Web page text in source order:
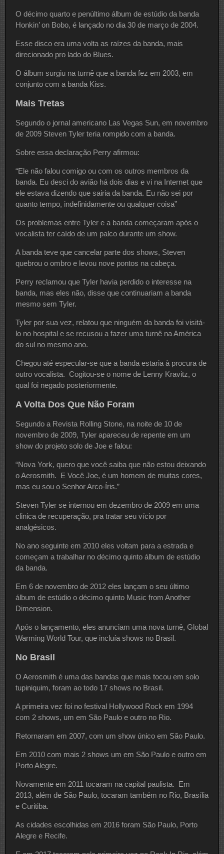
O décimo quarto e penúltimo álbum de estúdio da banda
Honkin’ on Bobo, é lançado no dia 30 de março de 2004.
Esse disco era uma volta as raízes da banda, mais
direcionado pro lado do Blues.
O álbum surgiu na turnê que a banda fez em 2003, em
conjunto com a banda Kiss.
Mais Tretas
Segundo o jornal americano Las Vegas Sun, em novembro
de 2009 Steven Tyler teria rompido com a banda.
Sobre essa declaração Perry afirmou:
“Ele não falou comigo ou com os outros membros da
banda. Eu desci do avião há dois dias e vi na Internet que
ele estava dizendo que sairia da banda. Eu não sei por
quanto tempo, indefinidamente ou qualquer coisa”
Os problemas entre Tyler e a banda começaram após o
vocalista ter caído de um palco durante um show.
A banda teve que cancelar parte dos shows, Steven
quebrou o ombro e levou nove pontos na cabeça.
Perry reclamou que Tyler havia perdido o interesse na
banda, mas eles não, disse que continuariam a banda
mesmo sem Tyler.
Tyler por sua vez, relatou que ninguém da banda foi visitá-
lo no hospital e se recusou a fazer uma turnê na América
do sul no mesmo ano.
Chegou até especular-se que a banda estaria à procura de
outro vocalista. Cogitou-se o nome de Lenny Kravitz, o
qual foi negado posteriormente.
A Volta Dos Que Não Foram
Segundo a Revista Rolling Stone, na noite de 10 de
novembro de 2009, Tyler apareceu de repente em um
show do projeto solo de Joe e falou:
“Nova York, quero que você saiba que não estou deixando
o Aerosmith. E Você Joe, é um homem de muitas cores,
mas eu sou o Senhor Arco-Íris.”
Steven Tyler se internou em dezembro de 2009 em uma
clinica de recuperação, pra tratar seu vício por
analgésicos.
No ano seguinte em 2010 eles voltam para a estrada e
começam a trabalhar no décimo quinto álbum de estúdio
da banda.
Em 6 de novembro de 2012 eles lançam o seu último
álbum de estúdio o décimo quinto Music from Another
Dimension.
Após o lançamento, eles anunciam uma nova turnê, Global
Warming World Tour, que incluía shows no Brasil.
No Brasil
O Aerosmith é uma das bandas que mais tocou em solo
tupiniquim, foram ao todo 17 shows no Brasil.
A primeira vez foi no festival Hollywood Rock em 1994
com 2 shows, um em São Paulo e outro no Rio.
Retornaram em 2007, com um show único em São Paulo.
Em 2010 com mais 2 shows um em São Paulo e outro em
Porto Alegre.
Novamente em 2011 tocaram na capital paulista. Em
2013, além de São Paulo, tocaram também no Rio, Brasília
e Curitiba.
As cidades escolhidas em 2016 foram São Paulo, Porto
Alegre e Recife.